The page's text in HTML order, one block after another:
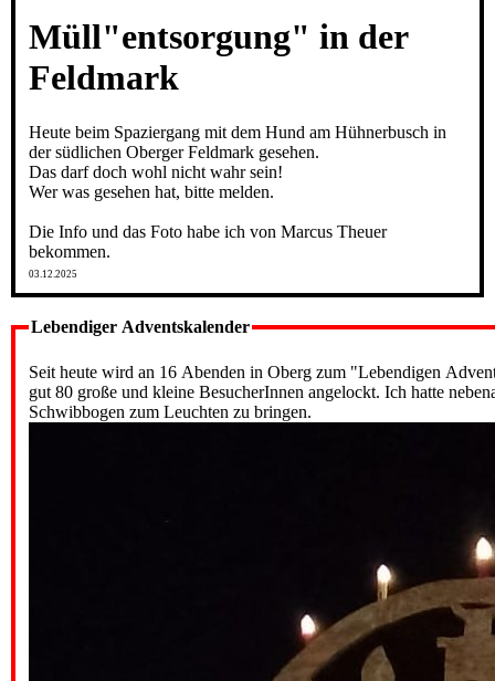
Müll"entsorgung" in der
Feldmark
Heute beim Spaziergang mit dem Hund am Hühnerbusch in
der südlichen Oberger Feldmark gesehen.
Das darf doch wohl nicht wahr sein!
Wer was gesehen hat, bitte melden.
Die Info und das Foto habe ich von Marcus Theuer
bekommen.
03.12.2025
Lebendiger Adventskalender
Seit heute wird an 16 Abenden in Oberg zum "Lebendigen
gut 80 große und kleine BesucherInnen angelockt. Ich hatte
Schwibbogen zum Leuchten zu bringen.